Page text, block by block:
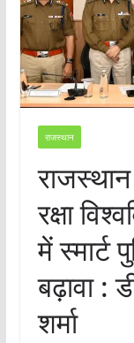
राजस्थान
रक्षा
में स्मार्ट
बढ़ावा :
शर्मा